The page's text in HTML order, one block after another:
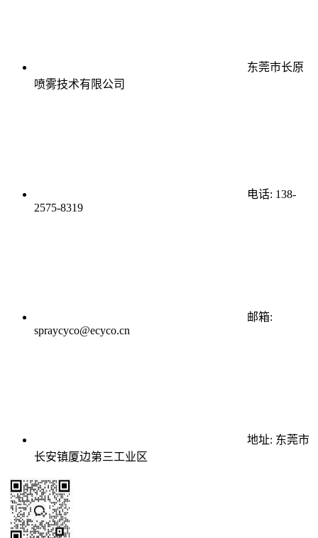
东莞市长原
喷雾技术有限公司
电话: 138-
2575-8319
邮箱:
spraycyco@ecyco.cn
地址: 东莞市
长安镇厦边第三工业区